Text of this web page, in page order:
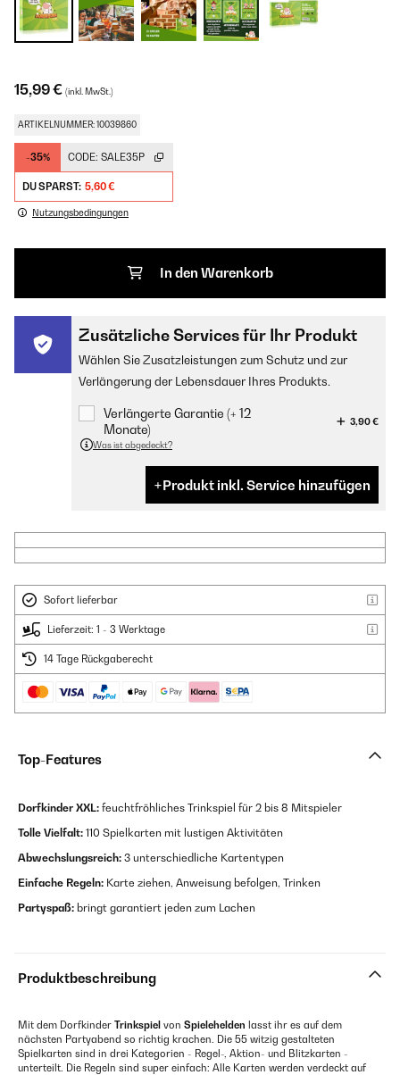
15,99 € (inkl. MwSt.)
ARTIKELNUMMER: 10039860
-35% CODE: SALE35P
DU SPARST: 5,60 €
Nutzungsbedingungen
In den Warenkorb
Zusätzliche Services für Ihr Produkt
Wählen Sie Zusatzleistungen zum Schutz und zur
Verlängerung der Lebensdauer Ihres Produkts.
Verlängerte Garantie (+ 12
Monate)
3,90 €
Was ist abgedeckt?
Produkt inkl. Service hinzufügen
Sofort lieferbar
Lieferzeit: 1 - 3 Werktage
14 Tage Rückgaberecht
Top-Features
Dorfkinder XXL: feuchtfröhliches Trinkspiel für 2 bis 8 Mitspieler
Tolle Vielfalt: 110 Spielkarten mit lustigen Aktivitäten
Abwechslungsreich: 3 unterschiedliche Kartentypen
Einfache Regeln: Karte ziehen, Anweisung befolgen, Trinken
Partyspaß: bringt garantiert jeden zum Lachen
Produktbeschreibung
Mit dem Dorfkinder Trinkspiel von Spielehelden lasst ihr es auf dem
nächsten Partyabend so richtig krachen. Die 55 witzig gestalteten
Spielkarten sind in drei Kategorien - Regel-, Aktion- und Blitzkarten -
unterteilt. Die Regeln sind super einfach: Alle Karten werden verdeckt auf